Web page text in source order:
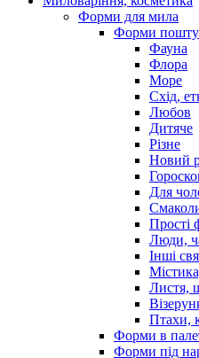
Форми для мила
Форми
Фауна
Флора
Море
Схід,
Любов
Дитяче
Різне
Новий
Для
Прості
Люди,
Інші
Листя,
Птахи,
Форми в
Форми під